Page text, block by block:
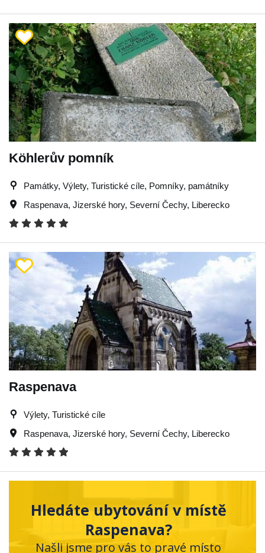
Köhlerův pomník
Památky, Výlety, Turistické cíle, Pomníky, památníky
Raspenava, Jizerské hory, Severní Čechy, Liberecko
Raspenava
Výlety, Turistické cíle
Raspenava, Jizerské hory, Severní Čechy, Liberecko
Hledáte ubytování v místě
Raspenava?
Našli jsme pro vás to pravé místo